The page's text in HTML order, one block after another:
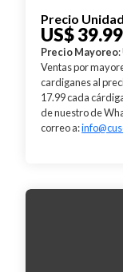
Precio Unidad
US$ 39.99
Precio Mayoreo:
Ventas por
cardiganes al
17.99 cada
de nuestro de
correo a: